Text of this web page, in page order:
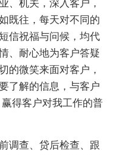
、机关，深入客户，
既往，每天对不同的
信祝福与问候，均代
、耐心地为客户答疑
的微笑来面对客户，
了解的信息，与客户
得客户对我工作的普
调查、贷后检查、跟